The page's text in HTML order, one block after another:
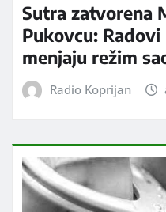
Sutra zatvorena
Pukovcu:
menjaju režim
Radio Koprijan